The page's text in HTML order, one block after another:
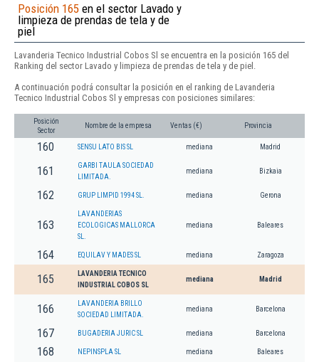
Posición 165 en el sector Lavado y
limpieza de prendas de tela y de
piel
Lavanderia Tecnico Industrial Cobos Sl se encuentra en la posición 165 del
Ranking del sector Lavado y limpieza de prendas de tela y de piel.
A continuación podrá consultar la posición en el ranking de Lavanderia
Tecnico Industrial Cobos Sl y empresas con posiciones similares:
Posición
Sector
Nombre de la empresa Ventas (€) Provincia
160 SENSU LATO BIS SL mediana Madrid
161
GARBI TAULA SOCIEDAD
LIMITADA.
mediana Bizkaia
162 GRUP LIMPID 1994 SL. mediana Gerona
163
LAVANDERIAS
ECOLOGICAS MALLORCA
SL.
mediana Baleares
164 EQUILAV Y MADES SL mediana Zaragoza
165
LAVANDERIA TECNICO
INDUSTRIAL COBOS SL
mediana Madrid
166
LAVANDERIA BRILLO
SOCIEDAD LIMITADA.
mediana Barcelona
167 BUGADERIA JURIC SL mediana Barcelona
168 NEPINSPLA SL mediana Baleares